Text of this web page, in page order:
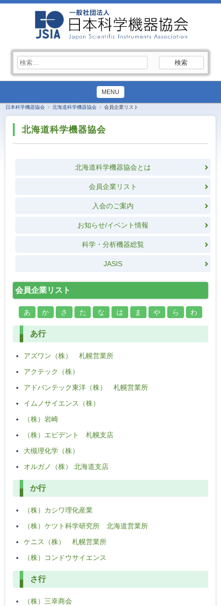
索:
MENU
日本科学機器協会 北海道科学機器協会 会員企業リスト
北海道科学機器協会
北海道科学機器協会とは
会員企業リスト
入会のご案内
お知らせ/イベント情報
科学・分析機器総覧
JASIS
会員企業リスト
あ か さ た な は ま や ら わ
あ行
アズワン（株） 札幌営業所
アクテック（株）
アドバンテック東洋（株） 札幌営業所
イムノサイエンス（株）
（株）岩崎
（株）エビデント 札幌支店
大槻理化学（株）
オルガノ（株） 北海道支店
か行
（株）カシワ理化産業
（株）ケツト科学研究所 北海道営業所
ケニス（株） 札幌営業所
（株）コンドウサイエンス
さ行
（株）三幸商会